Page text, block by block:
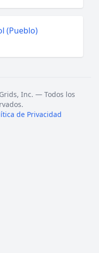
(Pueblo)
Inc. — Todos los
de Privacidad